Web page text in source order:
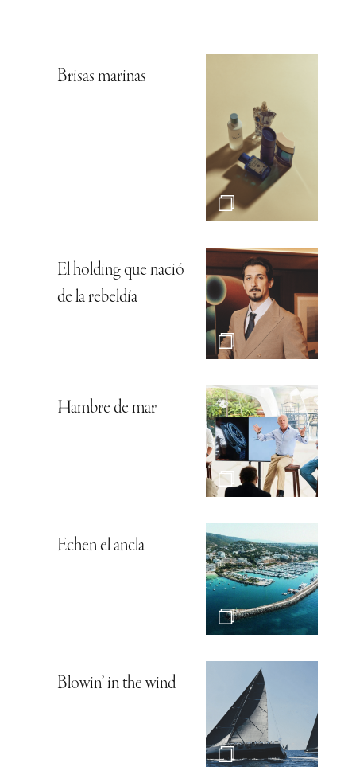
Brisas marinas
El holding que nació
de la rebeldía
Hambre de mar
Echen el ancla
Blowin’ in the wind